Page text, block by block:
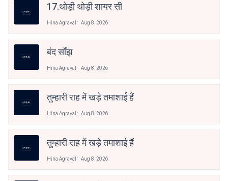
17.थोड़ी थोड़ी शायर सी
Hina Agraval Aug 8, 2026
बंद साँझ
Hina Agraval Aug 8, 2026
तुम्हारी राह में खड़े तमाशाई हैं
Hina Agraval Aug 8, 2026
तुम्हारी राह में खड़े तमाशाई हैं
Hina Agraval Aug 8, 2026